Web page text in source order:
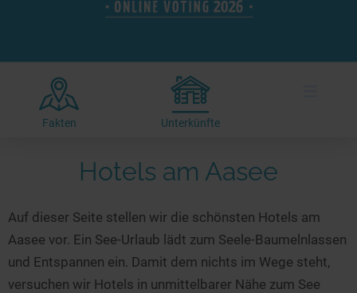
Radtouren am See
Kitesurfen
Kanu- & Kajaktouren
Badeseen in Deutschland
Wellness am See
Urlaub an der Küste
Unterkünfte
Hotels am See
Ferienwohnungen
Kanu- & Kajak-Urlaub
Wanderurlaub
Bikeurlaub
Camping am See
Top-Hotels
Familienhotels
Wellness-Hotels
Biohotels
Ausgefallenes
Seen in Deutschland
Seen in Europa
Überwachte Badestellen
Unsere See-Highlights
Top Seen nach Bundesländern
Fakten Unterkünfte
Hotels am Aasee
Auf dieser Seite stellen wir die schönsten Hotels am
Aasee vor. Ein See-Urlaub lädt zum Seele-Baumelnlassen
und Entspannen ein. Damit dem nichts im Wege steht,
versuchen wir Hotels in unmittelbarer Nähe zum See